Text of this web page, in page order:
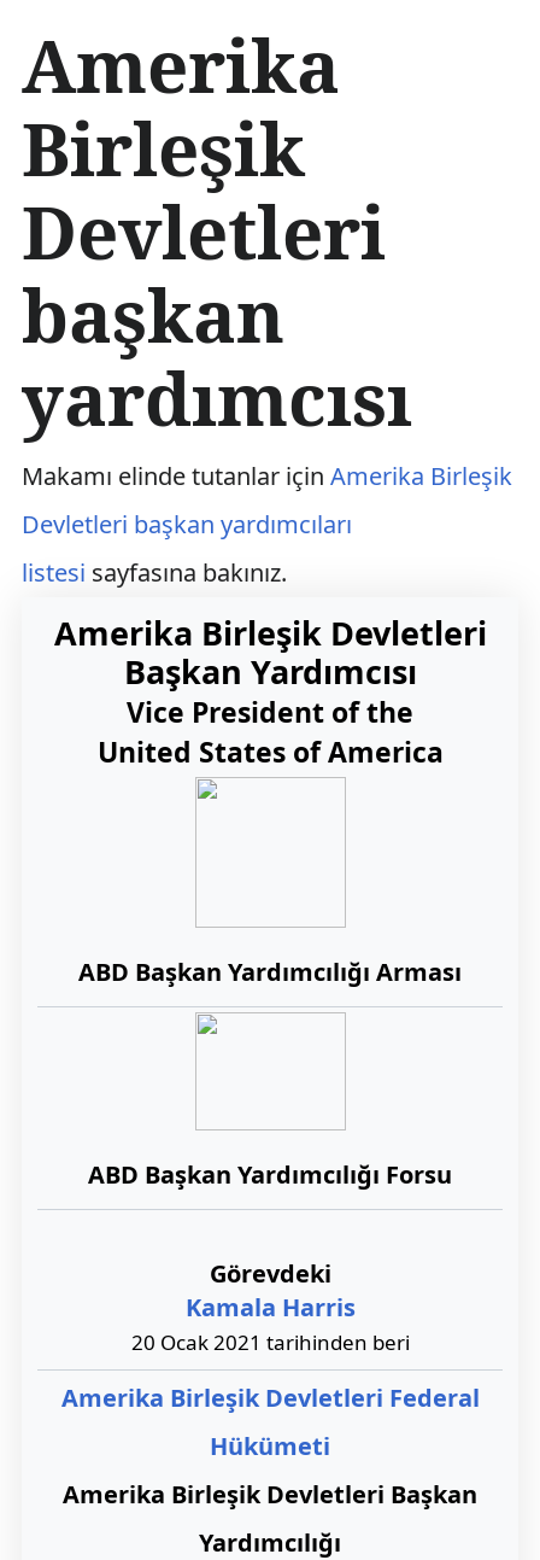
r
i
e
l
Amerika
Birleşik
Devletleri
başkan
yardımcısı
Makamı elinde tutanlar için Amerika Birleşik
Devletleri başkan yardımcıları
listesi sayfasına bakınız.
Amerika Birleşik Devletleri
Başkan Yardımcısı
Vice President of the
United States of America
ABD Başkan Yardımcılığı Arması
ABD Başkan Yardımcılığı Forsu
Görevdeki
Kamala Harris
20 Ocak 2021 tarihinden beri
Amerika Birleşik Devletleri Federal
Hükümeti
Amerika Birleşik Devletleri Başkan
Yardımcılığı